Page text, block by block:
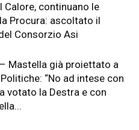
Calore, continuano le
Procura: ascoltato il
Consorzio Asi
Mastella già proiettato a
“No ad intese con
votato la Destra e con